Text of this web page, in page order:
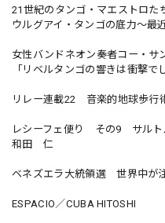
21世紀のタンゴ・マエストロた
ウルグアイ・タンゴの底力〜最
女性バンドネオン奏者コー・サ
「リベルタンゴの響きは衝撃で
リレー連載22 音楽的地球歩
レシーフェ便り その9 サルト
和田 仁
ベネズエラ大統領選 世界中が
ESPACIO／CUBA HITOSHI